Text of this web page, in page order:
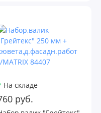
На складе
руб.